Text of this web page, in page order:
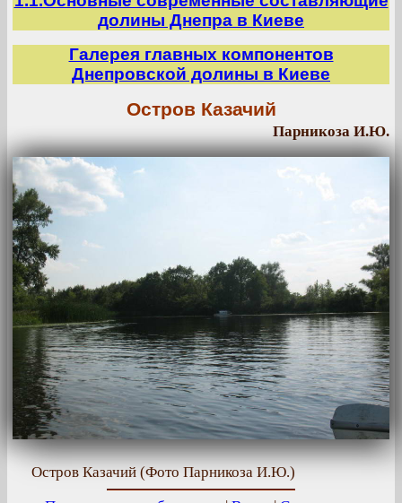
долины Днепра в Киеве
Галерея главных компонентов
Днепровской долины в Киеве
Остров Казачий
Парникоза И.Ю.
Остров Казачий (Фото Парникоза И.Ю.)